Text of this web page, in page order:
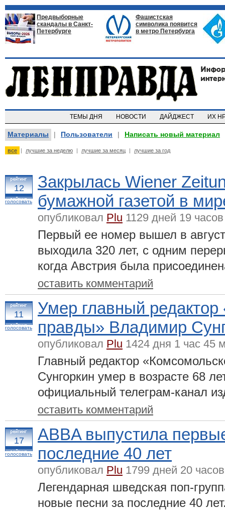
Предвыборные
скандалы в Санкт-
Петербурге
Фашистская
символика появится
в метро Петербурга
ТЕМЫ ДНЯ НОВОСТИ ДАЙДЖЕСТ ИХ
Материалы | Пользователи | Написать новый материал
все | лучшие за неделю | лучшие за месяц | лучшие за год
12
голосовать
Закрылась Wiener
бумажной газетой в
опубликовал Plu 1129 дней 19
Первый ее номер вышел в
выходила 320 лет, с одним
когда Австрия была
оставить комментарий
11
голосовать
Умер главный
правды» Владимир
опубликовал Plu 1424 дня 1 час 45
Главный редактор
Сунгоркин умер в возрасте 68
официальный телеграм-канал
оставить комментарий
17
голосовать
ABBA выпустила
последние 40 лет
опубликовал Plu 1799 дней 20
Легендарная шведская поп-
новые песни за последние 40